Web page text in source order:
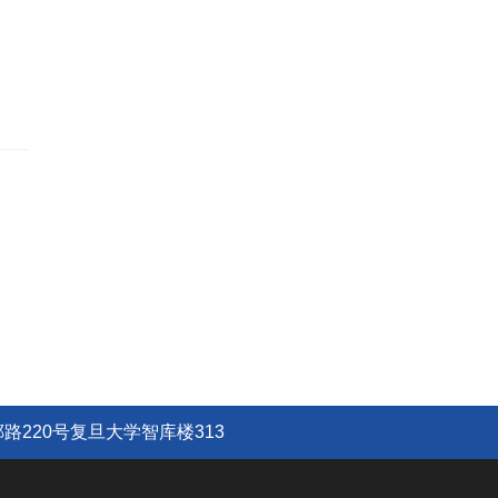
220号复旦大学智库楼313